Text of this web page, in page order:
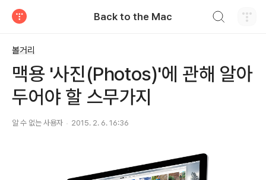
Back to the Mac
볼거리
맥용 '사진(Photos)'에 관해 알아
두어야 할 스무가지
알 수 없는 사용자 2015. 2. 6. 16:36